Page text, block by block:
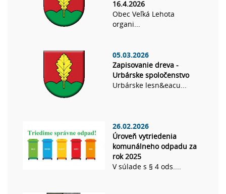
16.4.2026
Obec Veľká Lehota
organi...
05.03.2026
Zapisovanie dreva -
Urbárske spoločenstvo
Urbárske lesn&eacu...
26.02.2026
Úroveň vytriedenia
komunálneho odpadu za
rok 2025
V súlade s § 4 ods....